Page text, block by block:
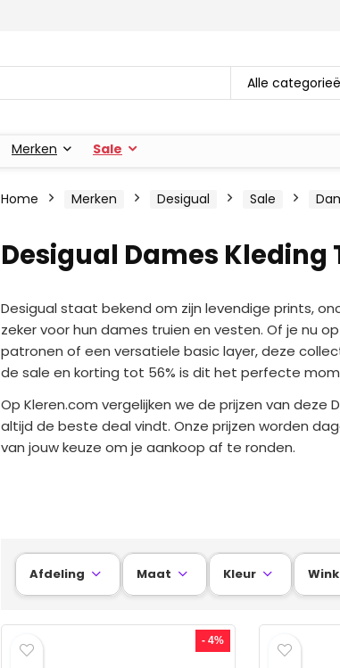
Alle
Merken Sale
Home Merken Desigual Sale
Desigual Dames Kleding
Desigual staat bekend om zijn levendige prints,
zeker voor hun dames truien en vesten. Of je nu
patronen of een versatiele basic layer, deze
de sale en korting tot 56% is dit het perfecte
Op Kleren.com vergelijken we de prijzen van
altijd de beste deal vindt. Onze prijzen worden
van jouw keuze om je aankoop af te ronden.
Afdeling  Maat  Kleur 
- 4%